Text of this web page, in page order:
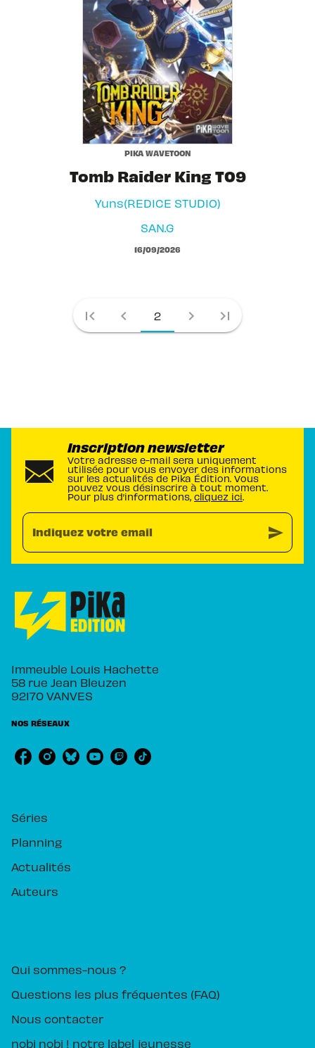
PIKA WAVETOON
Tomb Raider King T09
Yuns(REDICE STUDIO)
SAN.G
16/09/2026
first_page chevron_left 2 chevron_right last_page
Inscription newsletter
Votre adresse e-mail sera uniquement
utilisée pour vous envoyer des informations
sur les actualités de Pika Édition. Vous
pouvez vous désinscrire à tout moment.
Pour plus d’informations, cliquez ici.
Indiquez votre email send
Immeuble Louis Hachette
58 rue Jean Bleuzen
92170 VANVES
NOS RÉSEAUX
Séries
Planning
Actualités
Auteurs
Qui sommes-nous ?
Questions les plus fréquentes (FAQ)
Nous contacter
nobi nobi ! notre label jeunesse